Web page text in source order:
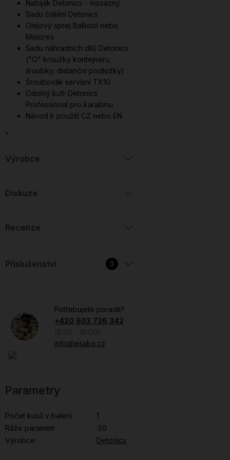
Nabiják Detonics - mosazný
Sadu čištění Detonics
Olejový sprej Ballistol nebo
Motorex
Sadu náhradních dílů Detonics
("O" kroužky kontejneru,
šroubky, distanční podložky)
Šroubovák servisní TX10
Odolný kufr Detonics
Professional pro karabinu
Návod k použití CZ nebo EN
"
Výrobce
Diskuze
Recenze
Příslušenství
Potřebujete poradit?
+420 603 736 342
info@esako.cz
Parametry
Počet kusů v balení
1
Ráže parametr
.50
Výrobce:
Detonics